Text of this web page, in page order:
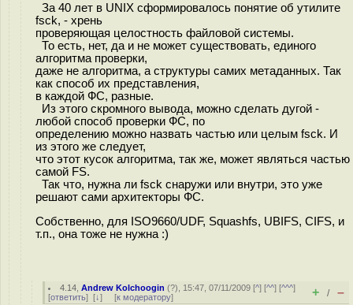
За 40 лет в UNIX сформировалось понятие об утилите
fsck, - хрень
проверяющая целостность файловой системы.
То есть, нет, да и не может существовать, единого
алгоритма проверки,
даже не алгоритма, а структуры самих метаданных. Так
как способ их представления,
в каждой ФС, разные.
Из этого скромного вывода, можно сделать дугой -
любой способ проверки ФС, по
определению можно назвать частью или целым fsck. И
из этого же следует,
что этот кусок алгоритма, так же, может являться частью
самой FS.
Так что, нужна ли fsck снаружи или внутри, это уже
решают сами архитекторы ФС.
Собственно, для ISO9660/UDF, Squashfs, UBIFS, CIFS, и
т.п., она тоже не нужна :)
4.14 ,Andrew Kolchoogin (?), 15:47, 07/11/2009 [^] [^^] [^^^]
[ответить] [↓] [к модератору] + / –